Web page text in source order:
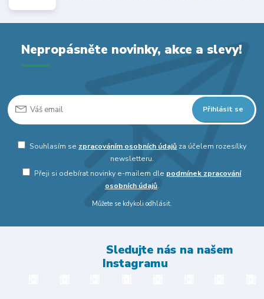
Nepropásněte novinky, akce a slevy!
Přihlásit se
Souhlasím se zpracováním osobních údajůza účelem rozesílky
newsletteru.
Přeji si odebírat novinky e-mailem dle podmínek zpracování
osobních údajů.
Můžete se kdykoli odhlásit.
Sledujte nás na našem
Instagramu